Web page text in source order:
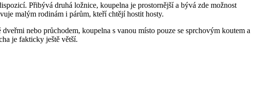
Přibývá druhá ložnice, koupelna je prostornější a bývá zde možnost
malým rodinám i párům, kteří chtějí hostit hosty.
nebo průchodem, koupelna s vanou místo pouze se sprchovým koutem a
je fakticky ještě větší.